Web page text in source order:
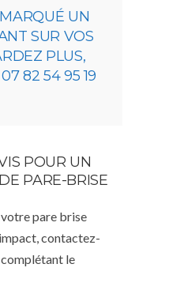
UN
SUR VOS
PLUS,
82 54 95 19
POUR UN
PARE-BRISE
pare brise
contactez-
complétant le